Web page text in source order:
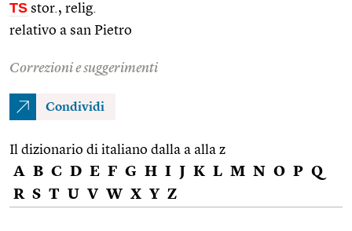
TS stor., relig.
relativo a san Pietro
Correzioni e suggerimenti
Condividi
Il dizionario di italiano dalla a alla z
A B C D E F G H I J K L M N O P Q
R S T U V W X Y Z